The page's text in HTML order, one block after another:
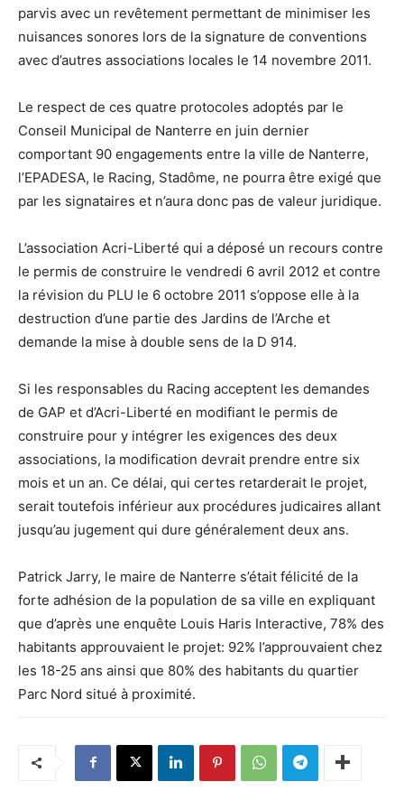
parvis avec un revêtement permettant de minimiser les
nuisances sonores lors de la signature de conventions
avec d’autres associations locales le 14 novembre 2011.
Le respect de ces quatre protocoles adoptés par le
Conseil Municipal de Nanterre en juin dernier
comportant 90 engagements entre la ville de Nanterre,
l’EPADESA, le Racing, Stadôme, ne pourra être exigé que
par les signataires et n’aura donc pas de valeur juridique.
L’association Acri-Liberté qui a déposé un recours contre
le permis de construire le vendredi 6 avril 2012 et contre
la révision du PLU le 6 octobre 2011 s’oppose elle à la
destruction d’une partie des Jardins de l’Arche et
demande la mise à double sens de la D 914.
Si les responsables du Racing acceptent les demandes
de GAP et d’Acri-Liberté en modifiant le permis de
construire pour y intégrer les exigences des deux
associations, la modification devrait prendre entre six
mois et un an. Ce délai, qui certes retarderait le projet,
serait toutefois inférieur aux procédures judicaires allant
jusqu’au jugement qui dure généralement deux ans.
Patrick Jarry, le maire de Nanterre s’était félicité de la
forte adhésion de la population de sa ville en expliquant
que d’après une enquête Louis Haris Interactive, 78% des
habitants approuvaient le projet: 92% l’approuvaient chez
les 18-25 ans ainsi que 80% des habitants du quartier
Parc Nord situé à proximité.